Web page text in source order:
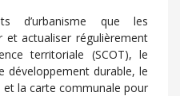
d’urbanisme que les
et actualiser régulièrement
territoriale (SCOT), le
développement durable, le
et la carte communale pour